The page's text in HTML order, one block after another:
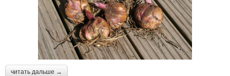
читать дальше →